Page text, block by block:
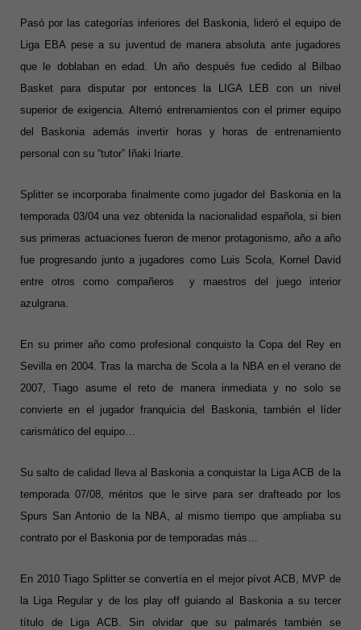
Pasó por las categorías inferiores del Baskonia, lideró el equipo de
Liga EBA pese a su juventud de manera absoluta ante jugadores
que le doblaban en edad. Un año después fue cedido al Bilbao
Basket para disputar por entonces la LIGA LEB con un nivel
superior de exigencia. Alternó entrenamientos con el primer equipo
del Baskonia además invertir horas y horas de entrenamiento
personal con su “tutor” I ñaki Iriarte.
Splitter se incorporaba finalmente como jugador del
Baskonia en la
temporada 03/04una vez obtenida la nacionalidad española, si bien
sus primeras actuaciones fueron de menor protagonismo, año a año
fue progresando junto a jugadores como Luis Scola, Kornel David
entre otros como compañeros y maestros del juego interior
azulgrana.
En su primer año como profesional conquisto la Copa del Rey en
Sevilla en 2004. Tras la marcha de Scola a la NBA en el verano de
2007, Tiago asume el reto de manera inmediata y no solo se
convierte en el jugador franquicia del Baskonia, también el líder
carismático del equipo…
Su salto de calidad lleva al Baskonia a conquistar la Liga ACB de la
temporada 07/08, méritos que le sirve para ser drafteado por los
Spurs San Antonio de la NBA, al mismo tiempo que ampliaba su
contrato por el Baskonia por de temporadas más…
En 2010 Tiago Splitter se convertía en el mejor pívot ACB, MVP de
la Liga Regular y de los play off guiando al
Baskonia a su tercer
título de Liga ACB. Sin olvidar que su palmarés también se